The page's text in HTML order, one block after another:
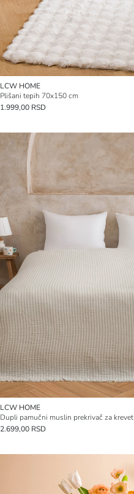
LCW HOME
Plišani tepih 70x150 cm
1.999,00 RSD
LCW HOME
Dupli pamučni muslin prekrivač za krevet
2.699,00 RSD